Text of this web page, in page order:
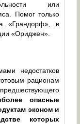
или
Помог только
«Грандорф», в
«Ориджен».
недостатков
рационам
опасные
эконом и
которых